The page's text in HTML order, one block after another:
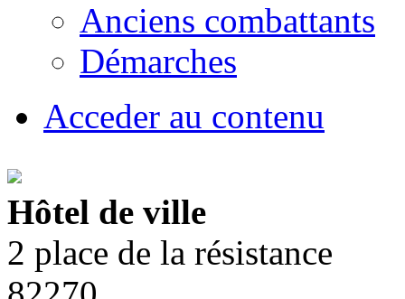
Anciens combattants
Démarches
Acceder au contenu
Hôtel de ville
2 place de la résistance